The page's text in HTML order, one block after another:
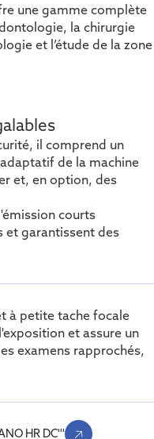
une gamme complète
la chirurgie
et l’étude de la zone
il comprend un
de la machine
et, en option, des
courts
et garantissent des
à petite tache focale
et assure un
examens rapprochés,
HR DC'''